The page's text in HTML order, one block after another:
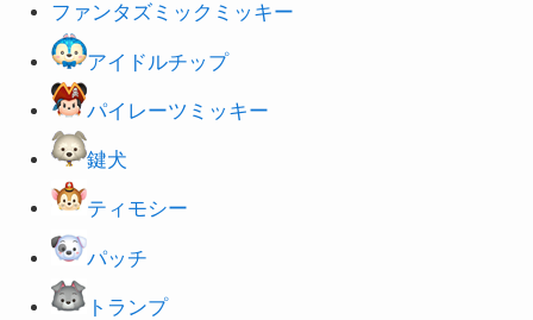
ファンタズミックミッキー
アイドルチップ
パイレーツミッキー
鍵犬
ティモシー
パッチ
トランプ